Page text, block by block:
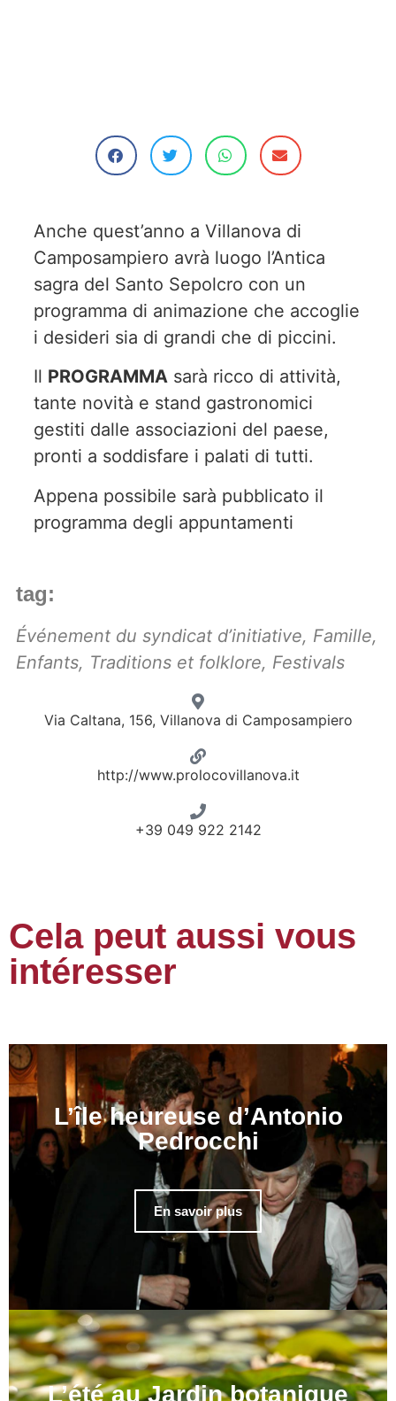
Anche quest’anno a Villanova di
Camposampiero avrà luogo l’Antica
sagra del Santo Sepolcro con un
programma di animazione che accoglie
i desideri sia di grandi che di piccini.
Il PROGRAMMA sarà ricco di attività,
tante novità e stand gastronomici
gestiti dalle associazioni del paese,
pronti a soddisfare i palati di tutti.
Appena possibile sarà pubblicato il
programma degli appuntamenti
tag:
Événement du syndicat d’initiative, Famille,
Enfants, Traditions et folklore, Festivals
Via Caltana, 156, Villanova di Camposampiero
http://www.prolocovillanova.it
+39 049 922 2142
Cela peut aussi vous
intéresser
L’île heureuse d’Antonio
Pedrocchi
En savoir plus
L’été au Jardin botanique